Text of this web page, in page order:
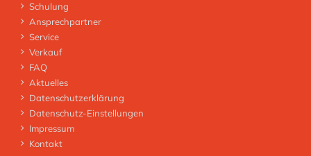
Schulung
Ansprechpartner
Service
Verkauf
FAQ
Aktuelles
Datenschutzerklärung
Datenschutz-Einstellungen
Impressum
Kontakt